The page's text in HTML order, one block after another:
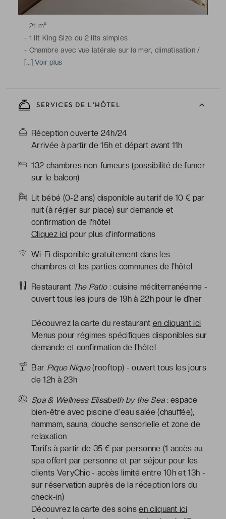
- 21 m²
- 1 lit King Size ou 2 lits simples
- Chambre avec vue latérale sur la mer, climatisation /
chauffage, télévision à écran plat avec chaînes satellite,
sèche-cheveux, peignoirs & chaussons, articles de
toilette gratuits
[...] Voir plus
SERVICES DE L'HÔTEL
Réception ouverte 24h/24
Arrivée à partir de 15h et départ avant 11h
132 chambres non-fumeurs (possibilité de fumer
sur le balcon)
Lit bébé (0-2 ans) disponible au tarif de 10 € par
nuit (à régler sur place) sur demande et
confirmation de l'hôtel
Cliquez ici pour plus d'informations
Wi-Fi disponible gratuitement dans les
chambres et les parties communes de l'hôtel
Restaurant The Patio: cuisine méditerranéenne -
ouvert tous les jours de 19h à 22h pour le dîner
Découvrez la carte du restaurant en cliquant ici
Menus pour régimes spécifiques disponibles sur
demande et confirmation de l'hôtel
Bar Pique Nique(rooftop) - ouvert tous les jours
de 12h à 23h
Spa & Wellness Elisabeth by the Sea: espace
bien-être avec piscine d'eau salée (chauffée),
hammam, sauna, douche sensorielle et zone de
relaxation
Tarifs à partir de 35 € par personne (1 accès au
spa offert par personne et par séjour pour les
clients VeryChic - accès limité entre 10h et 13h -
sur réservation auprès de la réception lors du
check-in)
Découvrez la carte des soinsen cliquant ici